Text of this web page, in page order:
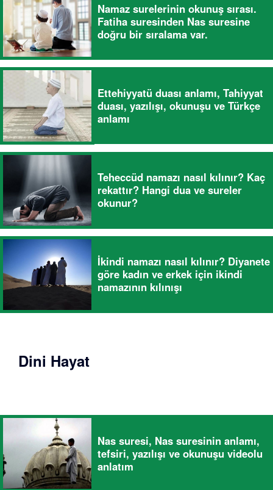
Namaz surelerinin okunuş sırası.
Fatiha suresinden Nas suresine
doğru bir sıralama var.
Ettehiyyatü duası anlamı, Tahiyyat
duası, yazılışı, okunuşu ve Türkçe
anlamı
Teheccüd namazı nasıl kılınır? Kaç
rekattır? Hangi dua ve sureler
okunur?
İkindi namazı nasıl kılınır? Diyanete
göre kadın ve erkek için ikindi
namazının kılınışı
Dini Hayat
Nas suresi, Nas suresinin anlamı,
tefsiri, yazılışı ve okunuşu videolu
anlatım